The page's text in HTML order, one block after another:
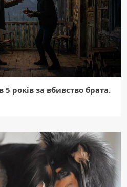
років за вбивство брата.